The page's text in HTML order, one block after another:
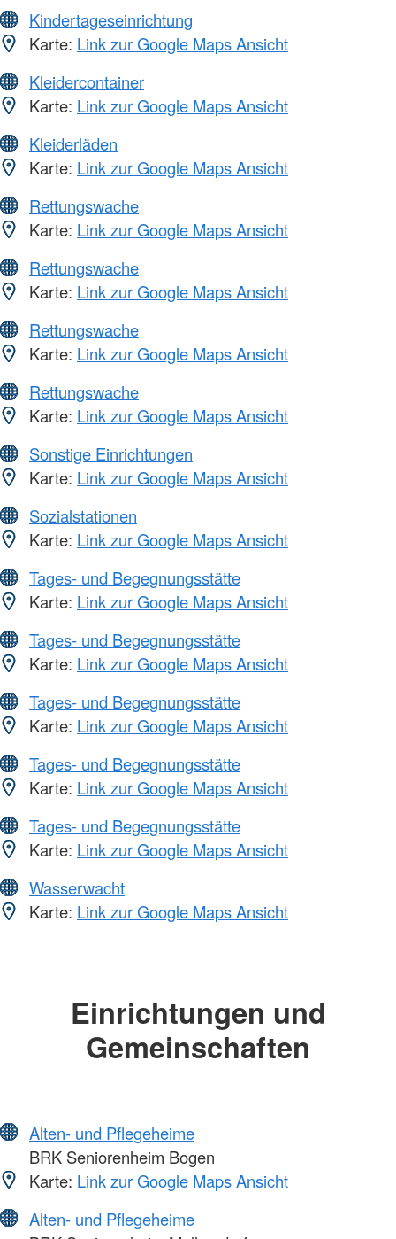
Kindertageseinrichtung
Karte: Link zur Google Maps Ansicht
Kleidercontainer
Karte: Link zur Google Maps Ansicht
Kleiderläden
Karte: Link zur Google Maps Ansicht
Rettungswache
Karte: Link zur Google Maps Ansicht
Rettungswache
Karte: Link zur Google Maps Ansicht
Rettungswache
Karte: Link zur Google Maps Ansicht
Rettungswache
Karte: Link zur Google Maps Ansicht
Sonstige Einrichtungen
Karte: Link zur Google Maps Ansicht
Sozialstationen
Karte: Link zur Google Maps Ansicht
Tages- und Begegnungsstätte
Karte: Link zur Google Maps Ansicht
Tages- und Begegnungsstätte
Karte: Link zur Google Maps Ansicht
Tages- und Begegnungsstätte
Karte: Link zur Google Maps Ansicht
Tages- und Begegnungsstätte
Karte: Link zur Google Maps Ansicht
Tages- und Begegnungsstätte
Karte: Link zur Google Maps Ansicht
Wasserwacht
Karte: Link zur Google Maps Ansicht
Einrichtungen und
Gemeinschaften
Alten- und Pflegeheime
BRK Seniorenheim Bogen
Karte: Link zur Google Maps Ansicht
Alten- und Pflegeheime